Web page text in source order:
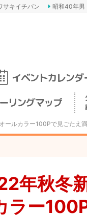
サキイチバン
昭和40年男
イベントカレンダ
リングマップ
ールカラー100Pで見ごたえ
年秋冬
ラー